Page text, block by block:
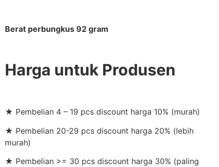
Berat perbungkus 92 gram
Harga untuk Produsen
★ Pembelian 4 – 19 pcs discount harga 10% (murah)
★ Pembelian 20-29 pcs discount harga 20% (lebih
murah)
★ Pembelian >= 30 pcs discount harga 30% (paling